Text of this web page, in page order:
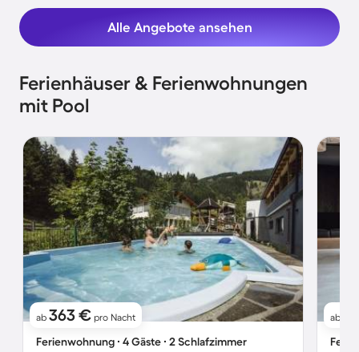
Alle Angebote ansehen
Ferienhäuser & Ferienwohnungen
mit Pool
ab 363 € pro Nacht
Ferienwohnung ∙ 4 Gäste ∙ 2 Schlafzimmer
ab